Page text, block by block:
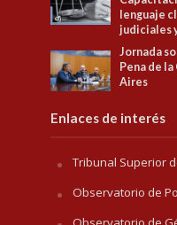
lenguaje
judiciales
Jornada
Pena de
Aires
Enlaces de interés
Tribunal Superior
Observatorio de